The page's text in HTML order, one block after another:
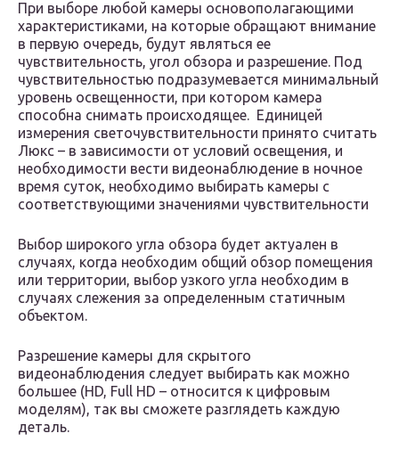
При выборе любой камеры основополагающими
характеристиками, на которые обращают внимание
в первую очередь, будут являться ее
чувствительность, угол обзора и разрешение. Под
чувствительностью подразумевается минимальный
уровень освещенности, при котором камера
способна снимать происходящее. Единицей
измерения светочувствительности принято считать
Люкс – в зависимости от условий освещения, и
необходимости вести видеонаблюдение в ночное
время суток, необходимо выбирать камеры с
соответствующими значениями чувствительности
Выбор широкого угла обзора будет актуален в
случаях, когда необходим общий обзор помещения
или территории, выбор узкого угла необходим в
случаях слежения за определенным статичным
объектом.
Разрешение камеры для скрытого
видеонаблюдения следует выбирать как можно
большее (HD, Full HD – относится к цифровым
моделям), так вы сможете разглядеть каждую
деталь.